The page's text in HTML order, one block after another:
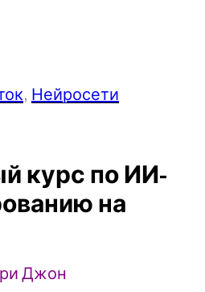
, Нейросети
курс по ИИ-
на
Джон